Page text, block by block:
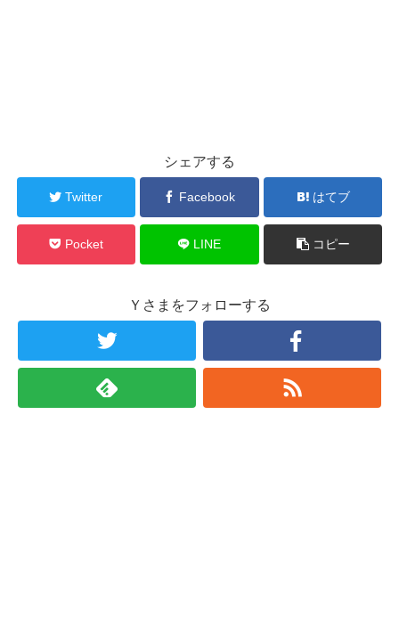
シェアする
Twitter Facebook はてブ
Pocket LINE コピー
Ｙさまをフォローする